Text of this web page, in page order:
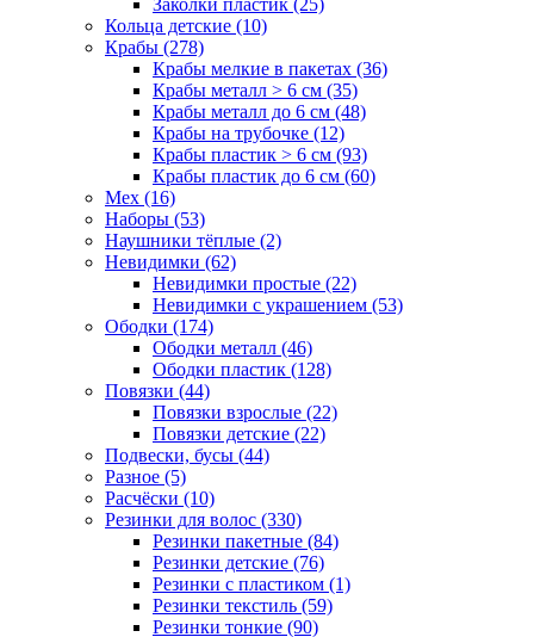
Заколки пластик (25)
Кольца детские (10)
Крабы (278)
Крабы мелкие в пакетах (36)
Крабы металл > 6 см (35)
Крабы металл до 6 см (48)
Крабы на трубочке (12)
Крабы пластик > 6 см (93)
Крабы пластик до 6 см (60)
Мех (16)
Наборы (53)
Наушники тёплые (2)
Невидимки (62)
Невидимки простые (22)
Невидимки с украшением (53)
Ободки (174)
Ободки металл (46)
Ободки пластик (128)
Повязки (44)
Повязки взрослые (22)
Повязки детские (22)
Подвески, бусы (44)
Разное (5)
Расчёски (10)
Резинки для волос (330)
Резинки пакетные (84)
Резинки детские (76)
Резинки с пластиком (1)
Резинки текстиль (59)
Резинки тонкие (90)